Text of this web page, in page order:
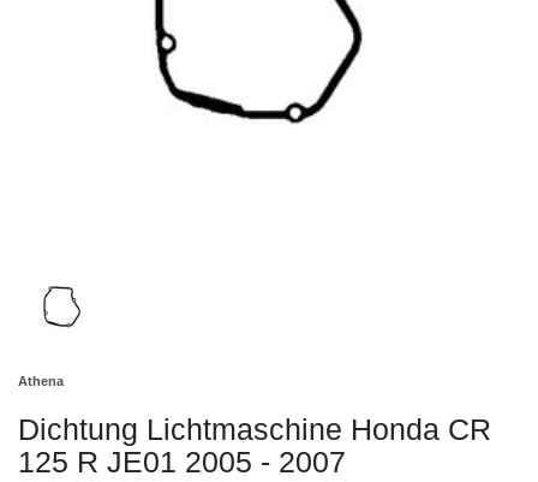
Athena
Dichtung Lichtmaschine Honda CR
125 R JE01 2005 - 2007